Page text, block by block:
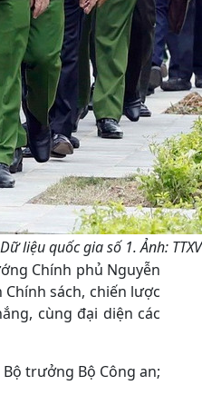
liệu quốc gia số 1. Ảnh:
Chính phủ Nguyễn
sách, chiến lược
cùng đại diện các
trưởng Bộ Công an;